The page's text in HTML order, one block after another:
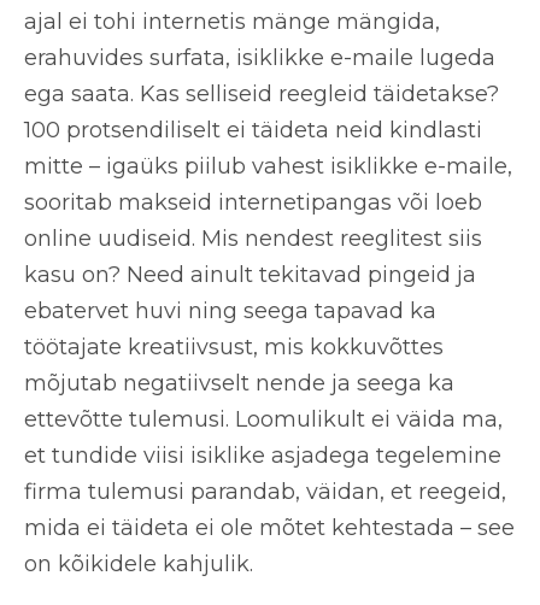
ajal ei tohi internetis mänge mängida,
erahuvides surfata, isiklikke e-maile lugeda
ega saata. Kas selliseid reegleid täidetakse?
100 protsendiliselt ei täideta neid kindlasti
mitte – igaüks piilub vahest isiklikke e-maile,
sooritab makseid internetipangas või loeb
online uudiseid. Mis nendest reeglitest siis
kasu on? Need ainult tekitavad pingeid ja
ebatervet huvi ning seega tapavad ka
töötajate kreatiivsust, mis kokkuvõttes
mõjutab negatiivselt nende ja seega ka
ettevõtte tulemusi. Loomulikult ei väida ma,
et tundide viisi isiklike asjadega tegelemine
firma tulemusi parandab, väidan, et reegeid,
mida ei täideta ei ole mõtet kehtestada – see
on kõikidele kahjulik.